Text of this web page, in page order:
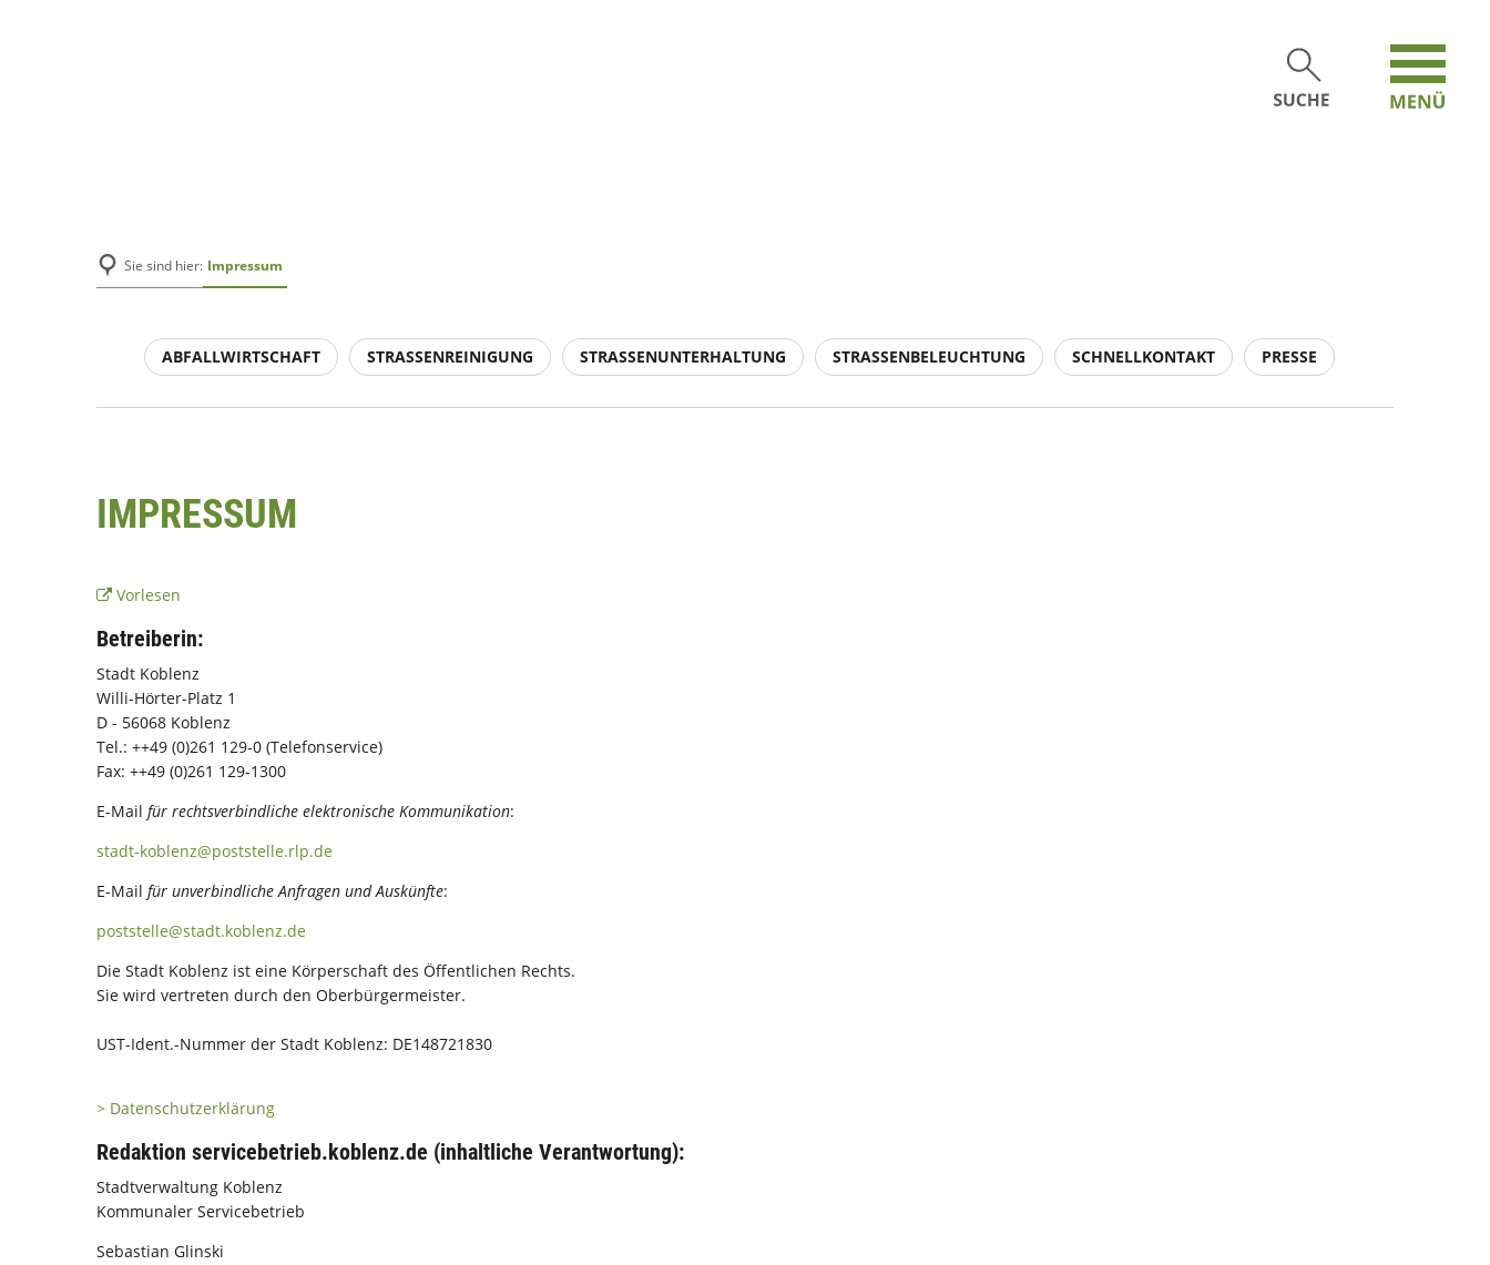
Sie sind hier: Impressum
ABFALLWIRTSCHAFT STRASSENREINIGUNG STRASSENUNTERHALTUNG STRASSENBELEUCHTUNG SCHNELLKONTAKT PRESSE
IMPRESSUM
Vorlesen
Betreiberin:
Stadt Koblenz
Willi-Hörter-Platz 1
D - 56068 Koblenz
Tel.: ++49 (0)261 129-0 (Telefonservice)
Fax: ++49 (0)261 129-1300
E-Mail für rechtsverbindliche elektronische Kommunikation:
stadt-koblenz@poststelle.rlp.de
E-Mail für unverbindliche Anfragen und Auskünfte:
poststelle@stadt.koblenz.de
Die Stadt Koblenz ist eine Körperschaft des Öffentlichen Rechts.
Sie wird vertreten durch den Oberbürgermeister.
UST-Ident.-Nummer der Stadt Koblenz: DE148721830
> Datenschutzerklärung
Redaktion servicebetrieb.koblenz.de (inhaltliche Verantwortung):
Stadtverwaltung Koblenz
Kommunaler Servicebetrieb
Sebastian Glinski